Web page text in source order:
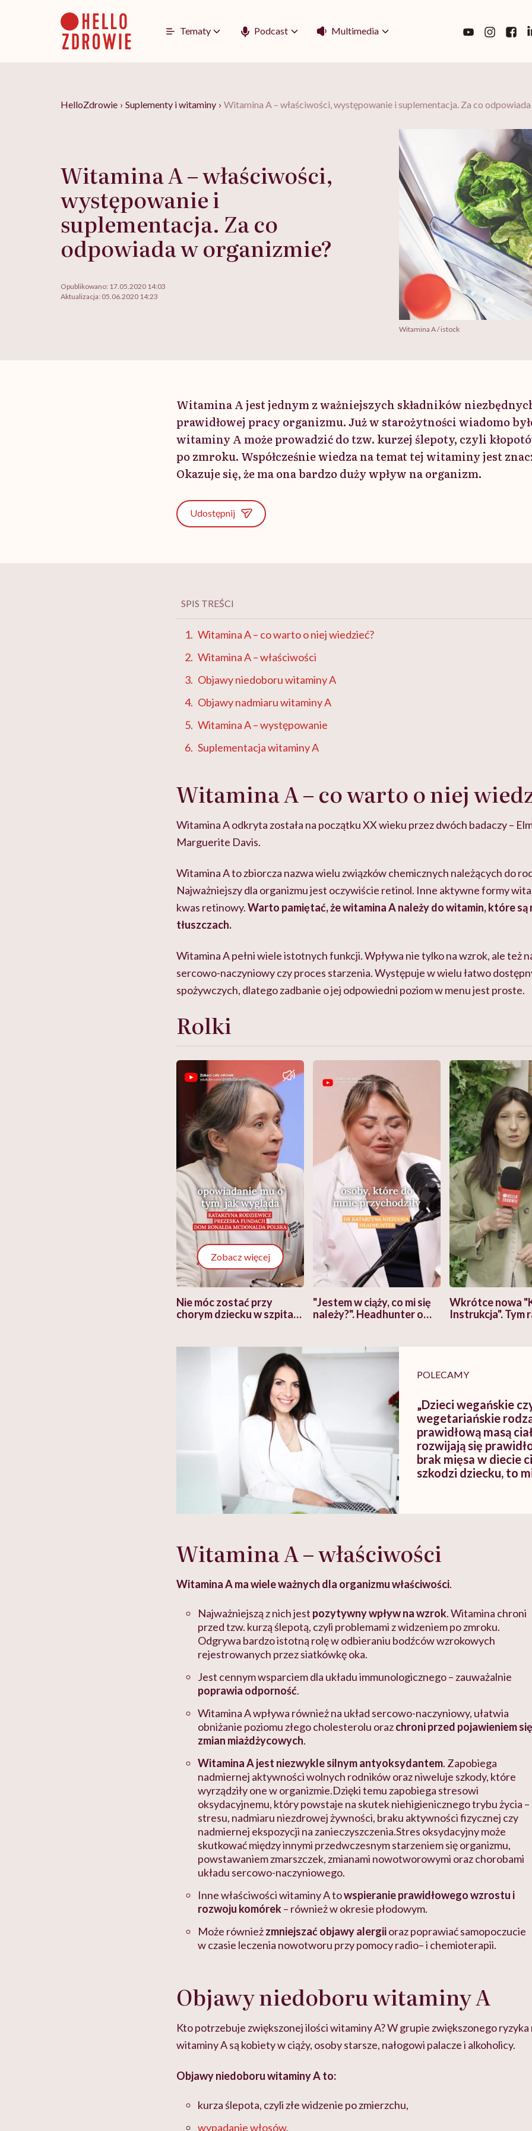
Tematy Podcast Multimedia
HelloZdrowie › Suplementy i witaminy › Witamina A – właściwości, występowanie i suplementacja. Za co
Witamina A – właściwości,
występowanie i
suplementacja. Za co
odpowiada w organizmie?
Opublikowano: 17.05.2020 14:03
Aktualizacja: 05.06.2020 14:23
Witamina A / istock
Witamina A jest jednym z ważniejszych składników
prawidłowej pracy organizmu. Już w starożytności wiadomo
witaminy A może prowadzić do tzw. kurzej ślepoty, czyli
po zmroku. Współcześnie wiedza na temat tej witaminy jest
Okazuje się, że ma ona bardzo duży wpływ na organizm.
Udostępnij
SPIS TREŚCI
Witamina A – co warto o niej wiedzieć?
Witamina A – właściwości
Objawy niedoboru witaminy A
Objawy nadmiaru witaminy A
Witamina A – występowanie
Suplementacja witaminy A
Witamina A – co warto o niej
Witamina A odkryta została na początku XX wieku przez dwóch badaczy –
Marguerite Davis.
Witamina A to zbiorcza nazwa wielu związków chemicznych należących do
Najważniejszy dla organizmu jest oczywiście retinol. Inne aktywne formy
kwas retinowy.Warto pamiętać, że witamina A należy do witamin, które są
tłuszczach.
Witamina A pełni wiele istotnych funkcji. Wpływa nie tylko na wzrok, ale też
sercowo-naczyniowy czy proces starzenia. Występuje w wielu łatwo
spożywczych, dlatego zadbanie o jej odpowiedni poziom w menu jest proste.
Rolki
Zobacz więcej
Nie móc zostać przy
chorym dziecku w szpitalu
głupota i brak wyobraźni"
"Jestem w ciąży, co mi się
należy?". Headhunter o
Wkrótce nowa
Instrukcja". Tym
POLECAMY
„Dzieci wegańskie
wegetariańskie
prawidłową masą
rozwijają się
brak mięsa w diecie
szkodzi dziecku, to
Witamina A – właściwości
Witamina A ma wiele ważnych dla organizmu właściwości.
Najważniejszą z nich jest pozytywny wpływ na wzrok. Witamina chroni
przed tzw. kurzą ślepotą, czyli problemami z widzeniem po zmroku.
Odgrywa bardzo istotną rolę w odbieraniu bodźców wzrokowych
rejestrowanych przez siatkówkę oka.
Jest cennym wsparciem dla układu immunologicznego – zauważalnie
poprawia odporność.
Witamina A wpływa również na układ sercowo-naczyniowy, ułatwia
obniżanie poziomu złego cholesterolu orazchroni przed pojawieniem się
zmian miażdżycowych.
Witamina A jest niezwykle silnym antyoksydantem. Zapobiega
nadmiernej aktywności wolnych rodników oraz niweluje szkody, które
wyrządziły one w organizmie.Dzięki temu zapobiega stresowi
oksydacyjnemu, który powstaje na skutek niehigienicznego trybu życia –
stresu, nadmiaru niezdrowej żywności, braku aktywności fizycznej czy
nadmiernej ekspozycji na zanieczyszczenia.Stres oksydacyjny może
skutkować między innymi przedwczesnym starzeniem się organizmu,
powstawaniem zmarszczek, zmianami nowotworowymi oraz chorobami
układu sercowo-naczyniowego.
Inne właściwości witaminy A towspieranie prawidłowego wzrostu i
rozwoju komórek– również w okresie płodowym.
Może równieżzmniejszać objawy alergiioraz poprawiać samopoczucie
w czasie leczenia nowotworu przy pomocy radio– i chemioterapii.
Objawy niedoboru witaminy A
Kto potrzebuje zwiększonej ilości witaminy A? W grupie zwiększonego
witaminy A są kobiety w ciąży, osoby starsze, nałogowi palacze i alkoholicy.
Objawy niedoboru witaminy A to:
kurza ślepota, czyli złe widzenie po zmierzchu,
wypadanie włosów,